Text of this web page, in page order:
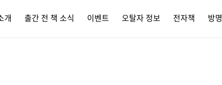
개 출간 전 책 소식 이벤트 오탈자 정보 전자책 방